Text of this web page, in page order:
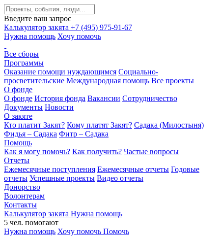
Введите ваш запрос
Калькулятор закята +7 (495) 975-91-67
Нужна помощь Хочу помочь
Все сборы
Программы
Оказание помощи нуждающимся Социально-
просветительские Международная помощь Все проекты
О фонде
О фонде История фонда Вакансии Сотрудничество
Документы Новости
О закяте
Кто платит Закят? Кому платят Закят? Садака (Милостыня)
Фидья – Садака Фитр – Садака
Помощь
Как я могу помочь? Как получить? Частые вопросы
Отчеты
Ежемесячные поступления Ежемесячные отчеты Годовые
отчеты Успешные проекты Видео отчеты
Донорство
Волонтерам
Контакты
Калькулятор закята Нужна помощь
5 чел. помогают
Нужна помощь Хочу помочь Помочь